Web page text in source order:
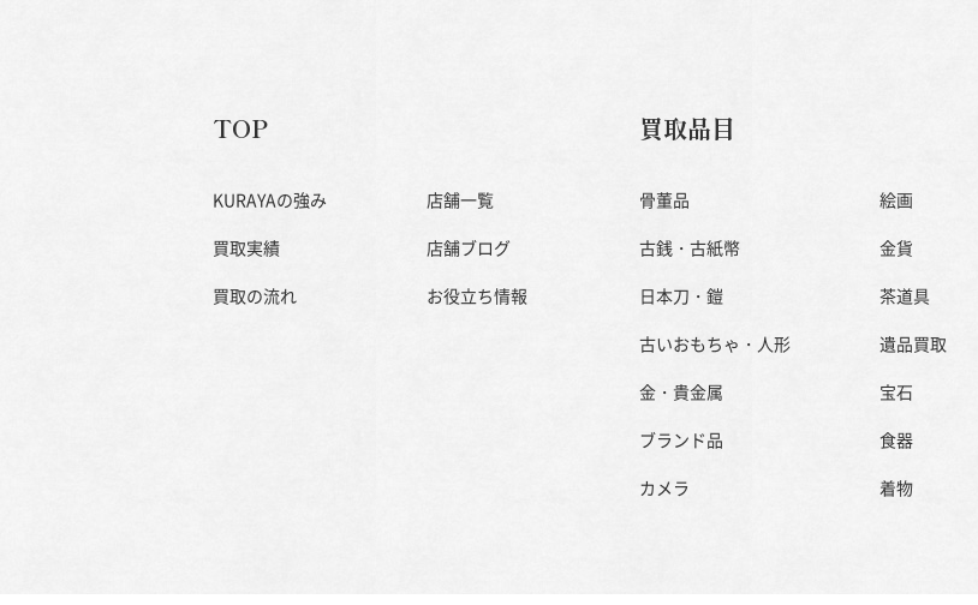
TOP
KURAYAの強み
買取実績
買取の流れ
店舗一覧
店舗ブログ
お役立ち情報
買取品目
骨董品 絵画
古銭・古紙幣
金貨
日本刀・鎧
茶道具
古いおもちゃ・人形
遺品買取
金・貴金属
宝石
ブランド品
食器
カメラ
着物